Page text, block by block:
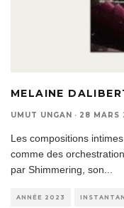
MELAINE
UMUT UNGAN · 28 MARS
Les compositions
comme des
par Shimmering, son
ANNÉE 2023